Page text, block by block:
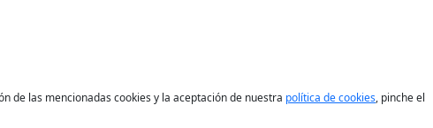
de las mencionadas cookies y la aceptación de nuestra política de cookies, pinche el